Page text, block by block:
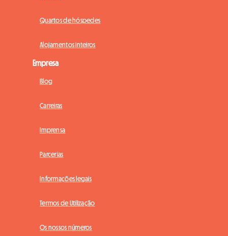
Quartos de hóspedes
Alojamentos inteiros
Empresa
Blog
Carreiras
Imprensa
Parcerias
Informações legais
Termos de Utilização
Os nossos números